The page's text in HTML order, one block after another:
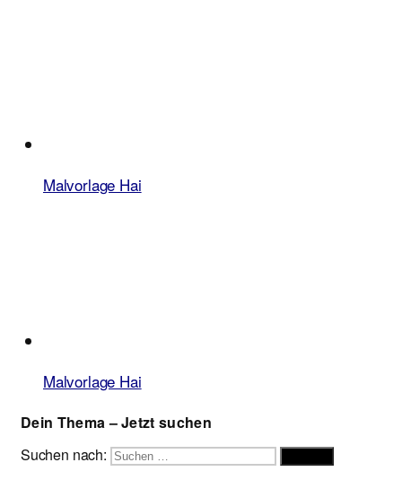
Malvorlage Hai
Malvorlage Hai
Dein Thema – Jetzt suchen
Suchen nach: